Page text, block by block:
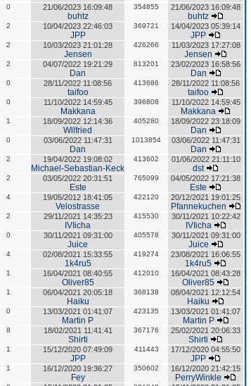
0 21/06/2023 16:09:48
buhtz
354855 21/06/2023 16:09:48
buhtz
2 10/04/2023 22:46:03
JPP
369721 14/04/2023 05:39:14
JPP
2 10/03/2023 21:01:28
Jensen
426266 11/03/2023 17:27:08
Jensen
2 04/07/2022 19:21:29
Dan
813201 23/02/2023 16:58:56
Dan
0 28/11/2022 11:08:56
taifoo
413686 28/11/2022 11:08:56
taifoo
0 11/10/2022 14:59:45
Makkana
396808 11/10/2022 14:59:45
Makkana
1 18/09/2022 12:14:36
Wilfried
405280 18/09/2022 23:18:09
Dan
0 03/06/2022 11:47:31
Dan
1013854 03/06/2022 11:47:31
Dan
2 19/04/2022 19:08:02
Michael-Sebastian-Keck
413602 01/06/2022 21:11:10
dst
2 03/05/2022 20:31:51
Este
765099 04/05/2022 17:21:38
Este
4 19/05/2012 18:41:05
Velostrasse
422120 20/12/2021 19:01:25
Pfannekuchen
2 29/11/2021 14:35:23
IVIicha
415530 30/11/2021 10:22:42
IVIicha
0 30/11/2021 09:31:00
Juice
405578 30/11/2021 09:31:00
Juice
4 02/08/2021 15:33:55
1k4ru5
419274 23/08/2021 16:06:55
1k4ru5
1 16/04/2021 08:40:55
Oliver85
412010 16/04/2021 08:43:28
Oliver85
1 06/04/2021 20:05:18
Haiku
368138 08/04/2021 12:12:54
Haiku
0 13/03/2021 01:41:07
Martin P
423135 13/03/2021 01:41:07
Martin P
8 18/02/2021 11:41:41
Shirti
367176 25/02/2021 20:06:33
Shirti
1 15/12/2020 07:49:09
JPP
411443 17/12/2020 04:55:50
JPP
1 16/12/2020 19:36:27
Fey
350602 16/12/2020 21:42:15
PerryWinkle